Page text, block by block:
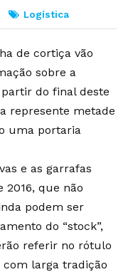
Logística
de cortiça vão
sobre a
do final deste
represente metade
uma portaria
e as garrafas
2016, que não
podem ser
do “stock”,
referir no rótulo
larga tradição